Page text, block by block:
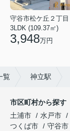
守谷市松ケ丘２丁目
3LDK (109.37㎡)
3,948万円
覧 神立駅
市区町村から探す
土浦市
水戸市
つくば市
守谷市